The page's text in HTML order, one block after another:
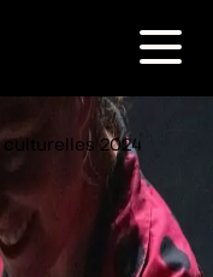
Menu
2024
2024